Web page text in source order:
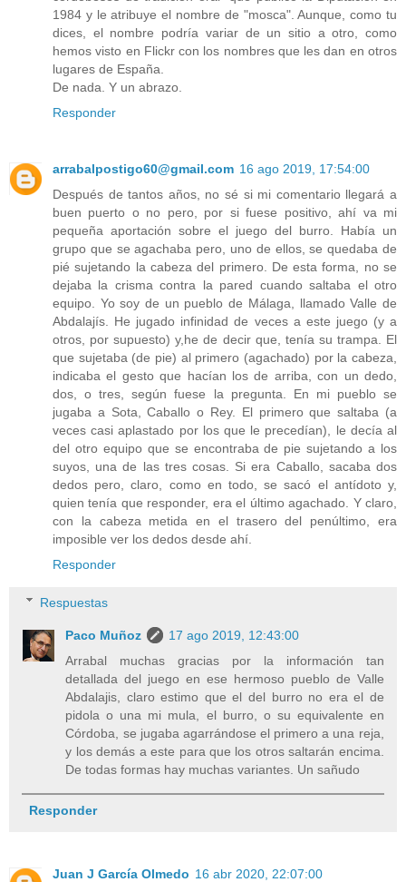
1984 y le atribuye el nombre de "mosca". Aunque, como tu
dices, el nombre podría variar de un sitio a otro, como
hemos visto en Flickr con los nombres que les dan en otros
lugares de España.
De nada. Y un abrazo.
Responder
arrabalpostigo60@gmail.com 16 ago 2019, 17:54:00
Después de tantos años, no sé si mi comentario llegará a
buen puerto o no pero, por si fuese positivo, ahí va mi
pequeña aportación sobre el juego del burro. Había un
grupo que se agachaba pero, uno de ellos, se quedaba de
pié sujetando la cabeza del primero. De esta forma, no se
dejaba la crisma contra la pared cuando saltaba el otro
equipo. Yo soy de un pueblo de Málaga, llamado Valle de
Abdalajís. He jugado infinidad de veces a este juego (y a
otros, por supuesto) y,he de decir que, tenía su trampa. El
que sujetaba (de pie) al primero (agachado) por la cabeza,
indicaba el gesto que hacían los de arriba, con un dedo,
dos, o tres, según fuese la pregunta. En mi pueblo se
jugaba a Sota, Caballo o Rey. El primero que saltaba (a
veces casi aplastado por los que le precedían), le decía al
del otro equipo que se encontraba de pie sujetando a los
suyos, una de las tres cosas. Si era Caballo, sacaba dos
dedos pero, claro, como en todo, se sacó el antídoto y,
quien tenía que responder, era el último agachado. Y claro,
con la cabeza metida en el trasero del penúltimo, era
imposible ver los dedos desde ahí.
Responder
Respuestas
Paco Muñoz
17 ago 2019, 12:43:00
Arrabal muchas gracias por la información tan
detallada del juego en ese hermoso pueblo de Valle
Abdalajis, claro estimo que el del burro no era el de
pidola o una mi mula, el burro, o su equivalente en
Córdoba, se jugaba agarrándose el primero a una reja,
y los demás a este para que los otros saltarán encima.
De todas formas hay muchas variantes. Un sañudo
Responder
Juan J García Olmedo 16 abr 2020, 22:07:00